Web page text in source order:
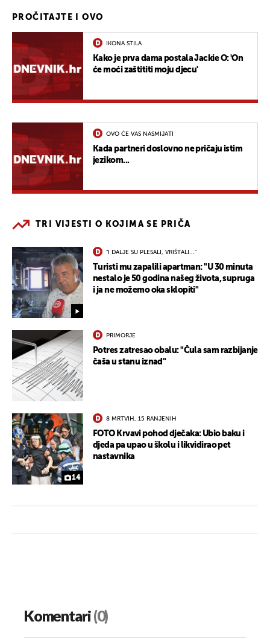
PROČITAJTE I OVO
IKONA STILA
Kako je prva dama postala Jackie O: 'On
će moći zaštititi moju djecu'
OVO ĆE VAS NASMIJATI
Kada partneri doslovno ne pričaju istim
jezikom...
TRI VIJESTI O KOJIMA SE PRIČA
"I DALJE SU PLESALI, VRIŠTALI..."
Turisti mu zapalili apartman: "U 30 minuta
nestalo je 50 godina našeg života, supruga
i ja ne možemo oka sklopiti"
PRIMORJE
Potres zatresao obalu: "Čula sam razbijanje
čaša u stanu iznad"
14
8 MRTVIH, 15 RANJENIH
FOTO Krvavi pohod dječaka: Ubio baku i
djeda pa upao u školu i likvidirao pet
nastavnika
Komentari(0)